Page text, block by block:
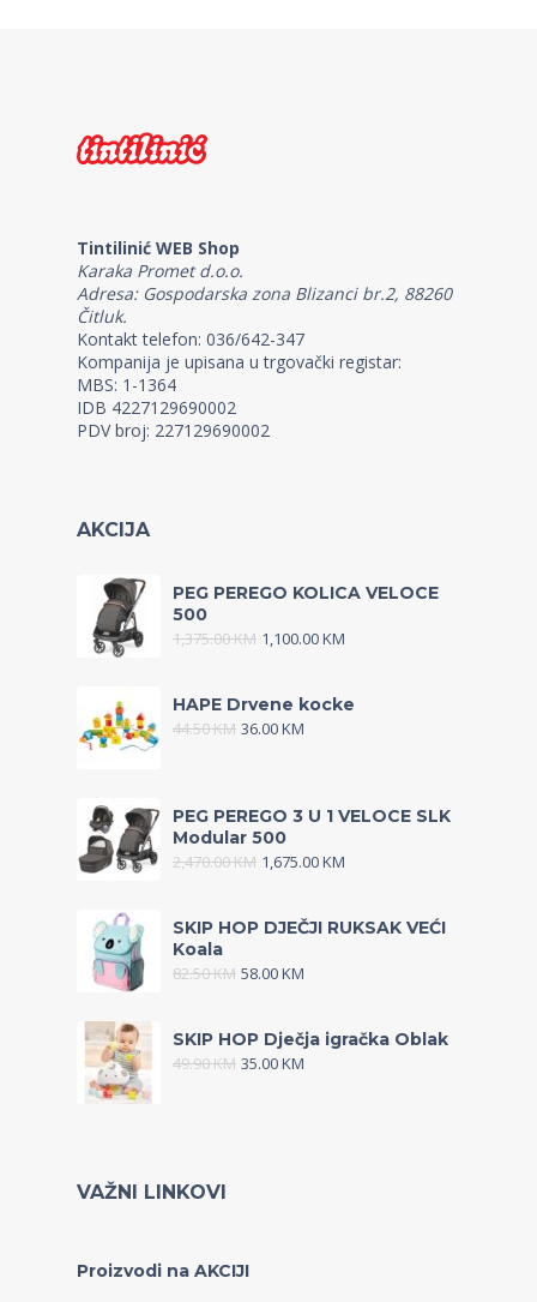
Tintilinić WEB Shop
Karaka Promet d.o.o.
Adresa: Gospodarska zona Blizanci br.2, 88260
Čitluk.
Kontakt telefon: 036/642-347
Kompanija je upisana u trgovački registar:
MBS: 1-1364
IDB 4227129690002
PDV broj: 227129690002
AKCIJA
PEG PEREGO KOLICA VELOCE
500
1,375.00KM 1,100.00KM
HAPE Drvene kocke
44.50KM 36.00KM
PEG PEREGO 3 U 1 VELOCE SLK
Modular 500
2,470.00KM 1,675.00KM
SKIP HOP DJEČJI RUKSAK VEĆI
Koala
82.50KM 58.00KM
SKIP HOP Dječja igračka Oblak
49.90KM 35.00KM
VAŽNI LINKOVI
Proizvodi na AKCIJI